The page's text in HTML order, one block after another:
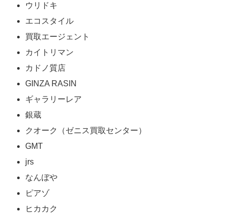
ウリドキ
エコスタイル
買取エージェント
カイトリマン
カドノ質店
GINZA RASIN
ギャラリーレア
銀蔵
クオーク（ゼニス買取センター）
GMT
jrs
なんぼや
ピアゾ
ヒカカク